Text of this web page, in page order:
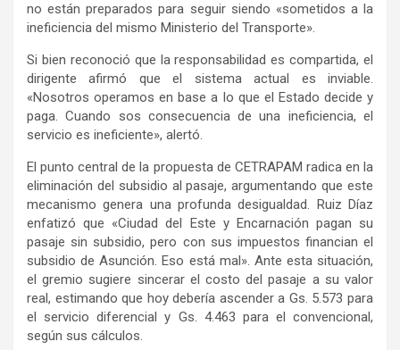
no están preparados para seguir siendo «sometidos a la
ineficiencia del mismo Ministerio del Transporte».
Si bien reconoció que la responsabilidad es compartida, el
dirigente afirmó que el sistema actual es inviable.
«Nosotros operamos en base a lo que el Estado decide y
paga. Cuando sos consecuencia de una ineficiencia, el
servicio es ineficiente», alertó.
El punto central de la propuesta de CETRAPAM radica en la
eliminación del subsidio al pasaje, argumentando que este
mecanismo genera una profunda desigualdad. Ruiz Díaz
enfatizó que «Ciudad del Este y Encarnación pagan su
pasaje sin subsidio, pero con sus impuestos financian el
subsidio de Asunción. Eso está mal». Ante esta situación,
el gremio sugiere sincerar el costo del pasaje a su valor
real, estimando que hoy debería ascender a Gs. 5.573 para
el servicio diferencial y Gs. 4.463 para el convencional,
según sus cálculos.